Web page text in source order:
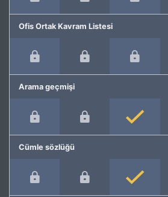
Ofis Ortak Kavram Listesi
Arama geçmişi
Cümle sözlüğü